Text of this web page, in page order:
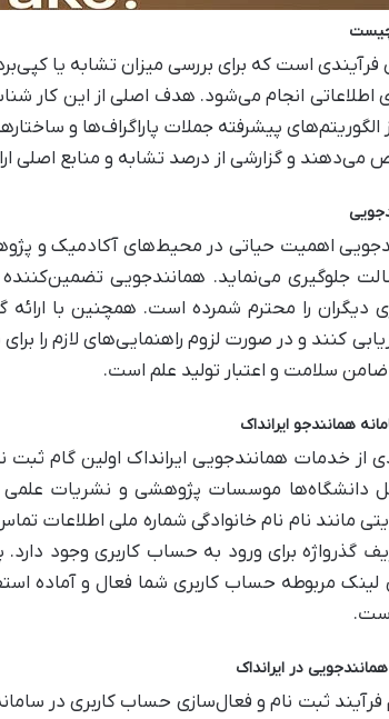
است که برای بررسی میزان تشابه یا
اطلاعاتی انجام می‌شود. هدف اصلی از این کار
الگوریتم‌های پیشرفته جملات پاراگراف‌ها و
و گزارشی از درصد تشابه و منابع اصلی
اهمیت حیاتی در محیط‌های آکادمیک و
جلوگیری می‌نماید. همانندجویی
دیگران را محترم شمرده است. همچنین با ارائه
کنند و در صورت لزوم راهنمایی‌های لازم را
سلامت و اعتبار تولید علم است.
همانندجو ایرانداک
از خدمات همانندجویی ایرانداک اولین گام
دانشگاه‌ها موسسات پژوهشی و نشریات علمی
مانند نام نام خانوادگی شماره ملی اطلاعات
گذرواژه برای ورود به حساب کاربری وجود
لینک مربوطه حساب کاربری شما فعال و آماده
در ایرانداک
فرآیند ثبت نام و فعال‌سازی حساب کاربری در